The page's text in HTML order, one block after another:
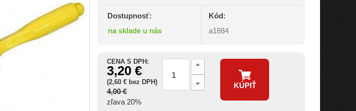
Dostupnosť:
na sklade u nás
Kód:
a1884
CENA S DPH:
3,20 €
(2,60 € bez DPH)
4,00 €
zľava 20%
KÚPIŤ